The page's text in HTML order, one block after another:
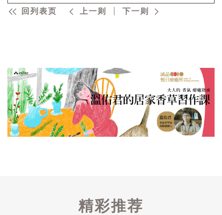
回列表页 上一则 下一则
精彩推荐